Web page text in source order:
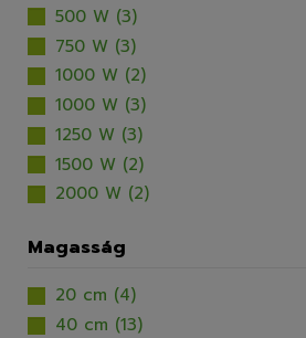
500 W (3)
750 W (3)
1000 W (2)
1000 W (3)
1250 W (3)
1500 W (2)
2000 W (2)
Magasság
20 cm (4)
40 cm (13)